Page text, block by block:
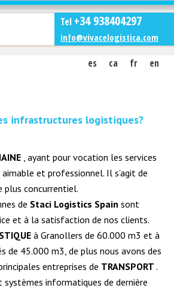
Tel +34 938404297
info@vivacelogistica.com
es ca fr en
infrastructures logistiques?
, ayant pour vocation les services
aimable et professionnel. Il s’agit de
concurrentiel.
de Staci Logistics Spain sont
et à la satisfaction de nos clients.
à Granollers de 60.000 m3 et à
de 45.000 m3, de plus nous avons des
entreprises de TRANSPORT .
systèmes informatiques de dernière